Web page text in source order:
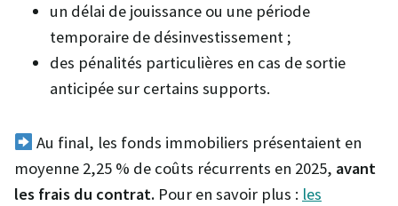
un délai de jouissance ou une période
temporaire de désinvestissement ;
des pénalités particulières en cas de sortie
anticipée sur certains supports.
Au final, les fonds immobiliers présentaient en
moyenne 2,25 % de coûts récurrents en 2025, avant
les frais du contrat. Pour en savoir plus : les